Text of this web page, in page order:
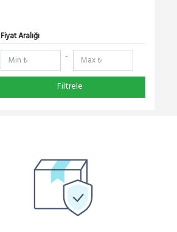
RF Elements
RedLine
NetElastic
Paessler
TENDA
Extralink
DMA-SOFT
Schneider Electric
Panasonic
Fiyat Aralığı
-
Filtrele